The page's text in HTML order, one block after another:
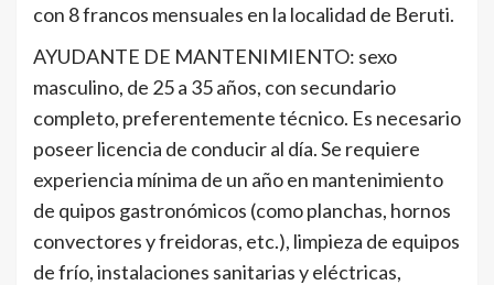
con 8 francos mensuales en la localidad de Beruti.
AYUDANTE DE MANTENIMIENTO: sexo
masculino, de 25 a 35 años, con secundario
completo, preferentemente técnico. Es necesario
poseer licencia de conducir al día. Se requiere
experiencia mínima de un año en mantenimiento
de quipos gastronómicos (como planchas, hornos
convectores y freidoras, etc.), limpieza de equipos
de frío, instalaciones sanitarias y eléctricas,